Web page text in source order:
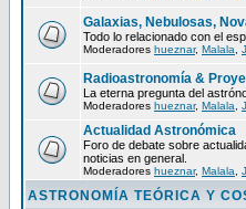
Galaxias, Nebulosas,
Todo lo relacionado con el
Moderadores hueznar, Malala
Radioastronomía &
La eterna pregunta del
Moderadores hueznar, Malala
Actualidad Astronómica
Foro de debate sobre
noticias en general.
Moderadores hueznar, Malala
ASTRONOMÍA TEÓRICA Y